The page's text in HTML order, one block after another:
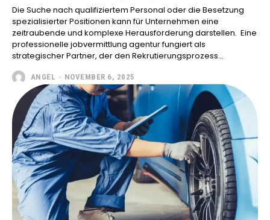
Die Suche nach qualifiziertem Personal oder die Besetzung
spezialisierter Positionen kann für Unternehmen eine
zeitraubende und komplexe Herausforderung darstellen. Eine
professionelle jobvermittlung agentur fungiert als
strategischer Partner, der den Rekrutierungsprozess...
ANGEL - NOVEMBER 6, 2025